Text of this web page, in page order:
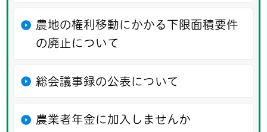
農地の権利移動にかかる下限面積要件
の廃止について
総会議事録の公表について
農業者年金に加入しませんか